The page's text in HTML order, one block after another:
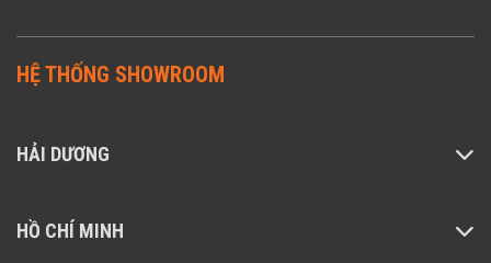
HỆ THỐNG SHOWROOM
HẢI DƯƠNG
HỒ CHÍ MINH